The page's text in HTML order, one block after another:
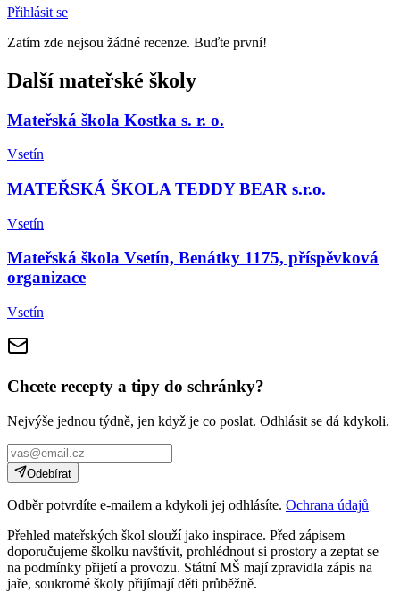
Přihlásit se
Zatím zde nejsou žádné recenze. Buďte první!
Další mateřské školy
Mateřská škola Kostka s. r. o.
Vsetín
MATEŘSKÁ ŠKOLA TEDDY BEAR s.r.o.
Vsetín
Mateřská škola Vsetín, Benátky 1175, příspěvková
organizace
Vsetín
Chcete recepty a tipy do schránky?
Nejvýše jednou týdně, jen když je co poslat. Odhlásit se dá kdykoli.
Odebírat
Odběr potvrdíte e-mailem a kdykoli jej odhlásíte. Ochrana údajů
Přehled mateřských škol slouží jako inspirace. Před zápisem
doporučujeme školku navštívit, prohlédnout si prostory a zeptat se
na podmínky přijetí a provozu. Státní MŠ mají zpravidla zápis na
jaře, soukromé školy přijímají děti průběžně.